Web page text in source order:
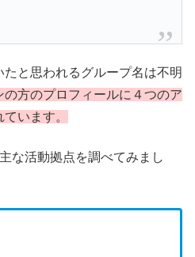
たと思われるグループ名は不明
の方のプロフィールに４つのア
います。
な活動拠点を調べてみまし